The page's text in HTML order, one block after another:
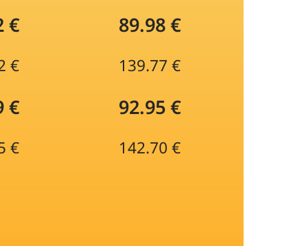
€ 89.98 €
€
139.77 €
€ 92.95 €
€ 142.70 €